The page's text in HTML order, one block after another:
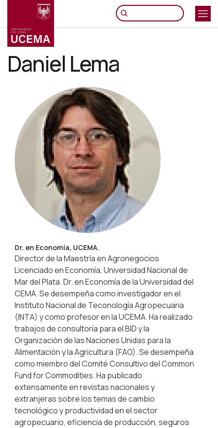
principal
Daniel Lema
Dr. en Economía, UCEMA.
Director de la Maestría en Agronegocios
Licenciado en Economía, Universidad Nacional de
Mar del Plata. Dr. en Economía de la Universidad del
CEMA. Se desempeña como investigador en el
Instituto Nacional de Teconología Agropecuaria
(INTA) y como profesor en la UCEMA. Ha realizado
trabajos de consultoría para el BID y la
Organización de las Naciones Unidas para la
Alimentación y la Agricultura (FAO). Se desempeña
como miembro del Comité Consultivo del Common
Fund for Commodities. Ha publicado
extensamente en revistas nacionales y
extranjeras sobre los temas de cambio
tecnológico y productividad en el sector
agropecuario, eficiencia de producción, seguros